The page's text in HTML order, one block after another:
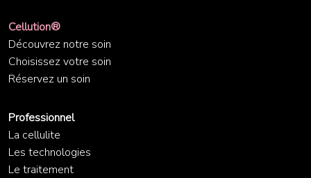
Cellution®
Découvrez notre soin
Choisissez votre soin
Réservez un soin
Professionnel
La cellulite
Les technologies
Le traitement